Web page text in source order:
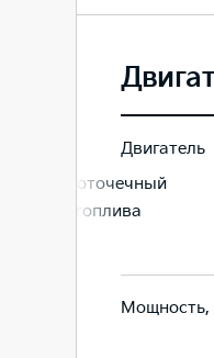
Двигатель
1.6 Многоточечный
впрыск топлива
Мощность,